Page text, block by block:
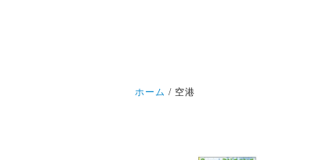
ホーム 空港